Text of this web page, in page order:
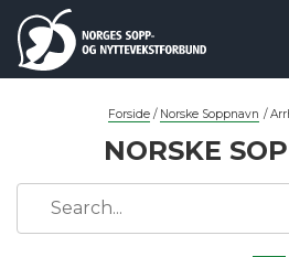
Forside / Norske Soppnavn /
NORSKE